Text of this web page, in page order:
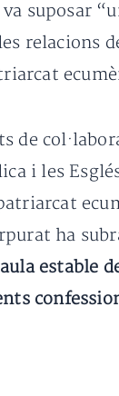
suposar
relacions
de
i les
ha
estable